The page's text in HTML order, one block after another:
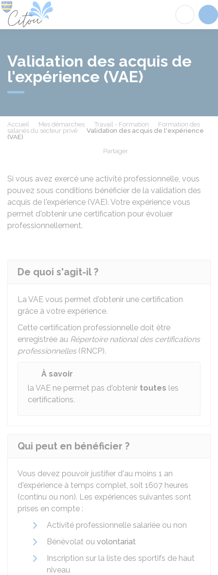
Validation des acquis de
l'expérience (VAE)
Accueil Mes démarches Travail - Formation
Formation des
salariés du secteur privé
Validation des acquis de l'expérience
(VAE)
Partager
Si vous avez exercé une activité professionnelle, vous
pouvez sous conditions bénéficier de la validation des
acquis de l'expérience (VAE). Votre expérience vous
permet d'obtenir une certification pour évoluer
professionnellement.
De quoi s'agit-il ?
La VAE vous permet d'obtenir une certification
grâce à votre expérience.
Cette certification professionnelle doit être
enregistrée au Répertoire national des certifications
professionnelles(RNCP).
À savoir
la VAE ne permet pas d'obtenir toutes les
certifications.
Qui peut en bénéficier ?
Vous devez pouvoir justifier d'au moins 1 an
d'expérience à temps complet, soit 1607 heures
(continu ou non). Les expériences suivantes sont
prises en compte :
Activité professionnelle salariée ou non
Bénévolat ou volontariat
Inscription sur la liste des sportifs de haut
niveau